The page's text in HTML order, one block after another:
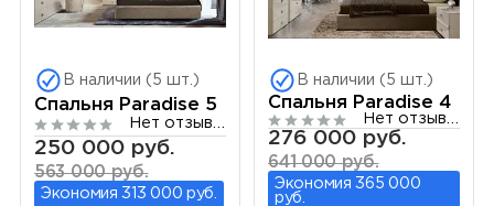
В наличии (5 шт.)
Спальня Paradise 5
Нет отзывов
250 000 руб.
563 000 руб.
Экономия 313 000 руб.
В наличии (5 шт.)
Спальня Paradise 4
276 000 руб.
641 000 руб.
Экономия 365 000
руб.